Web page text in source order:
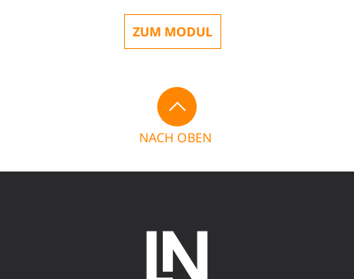
ZUM MODUL
NACH OBEN